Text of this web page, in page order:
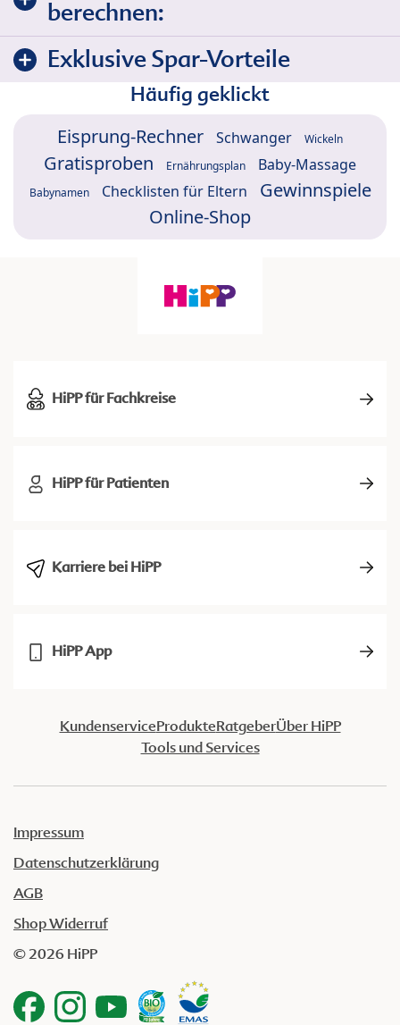
berechnen:
Exklusive Spar-Vorteile
Häufig geklickt
Eisprung-Rechner Schwanger Wickeln
Gratisproben Ernährungsplan Baby-Massage
Babynamen Checklisten für Eltern
Gewinnspiele
Online-Shop
HiPP für Fachkreise
HiPP für Patienten
Karriere bei HiPP
HiPP App
KundenserviceProdukteRatgeberÜber HiPP
Tools und Services
Impressum
Datenschutzerklärung
AGB
Shop Widerruf
© 2026 HiPP